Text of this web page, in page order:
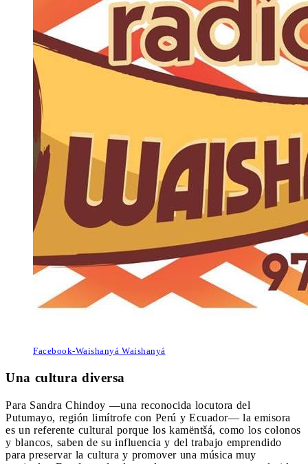
Facebook-Waishanyá Waishanyá
Una cultura diversa
Para Sandra Chindoy ―una reconocida locutora del
Putumayo, región limítrofe con Perú y Ecuador― la emisora
es un referente cultural porque los kamëntšá, como los colonos
y blancos, saben de su influencia y del trabajo emprendido
para preservar la cultura y promover una música muy